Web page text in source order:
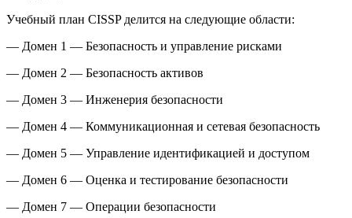
Учебный план CISSP делится на следующие области:
— Домен 1 — Безопасность и управление рисками
— Домен 2 — Безопасность активов
— Домен 3 — Инженерия безопасности
— Домен 4 — Коммуникационная и сетевая безопасность
— Домен 5 — Управление идентификацией и доступом
— Домен 6 — Оценка и тестирование безопасности
— Домен 7 — Операции безопасности